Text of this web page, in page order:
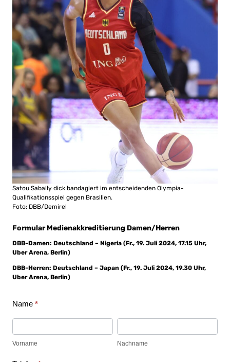
Satou Sabally dick bandagiert im entscheidenden Olympia-
Qualifikationsspiel gegen Brasilien.
Foto: DBB/Demirel
Formular Medienakkreditierung Damen/Herren
DBB-Damen: Deutschland – Nigeria (Fr., 19. Juli 2024, 17.15 Uhr,
Uber Arena, Berlin)
DBB-Herren: Deutschland – Japan (Fr., 19. Juli 2024, 19.30 Uhr,
Uber Arena, Berlin)
Akkreditierung
|
Name *
Vorname
Vorname
Nachname
Nachname